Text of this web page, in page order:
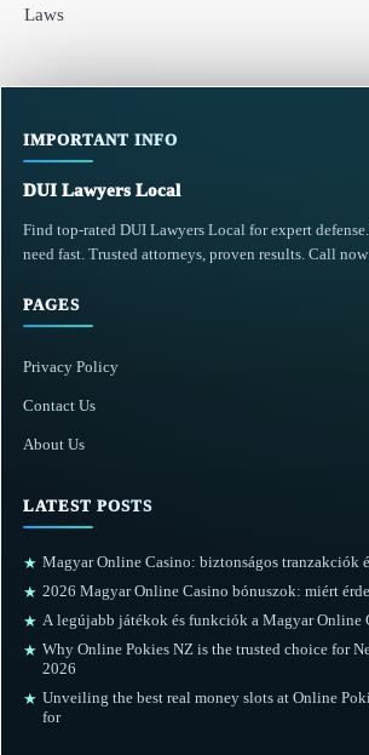
Laws
IMPORTANT INFO
DUI Lawyers Local
Find top-rated DUI Lawyers Local for expert
need fast. Trusted attorneys, proven results. Call
PAGES
Privacy Policy
Contact Us
About Us
LATEST POSTS
★ Magyar Online Casino: biztonságos tranzakciók
★ 2026 Magyar Online Casino bónuszok: miért
★ A legújabb játékok és funkciók a Magyar Online
★ Why Online Pokies NZ is the trusted choice for
2026
★ Unveiling the best real money slots at Online
for